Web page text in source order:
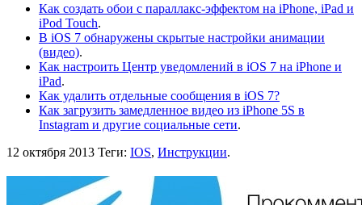
Как создать обои с параллакс-эффектом на iPhone, iPad и
iPod Touch.
В iOS 7 обнаружены скрытые настройки анимации
(видео).
Как настроить Центр уведомлений в iOS 7 на iPhone и
iPad.
Как удалить отдельные сообщения в iOS 7?
Как загрузить замедленное видео из iPhone 5S в
Instagram и другие социальные сети.
12 октября 2013 Теги: IOS, Инструкции.